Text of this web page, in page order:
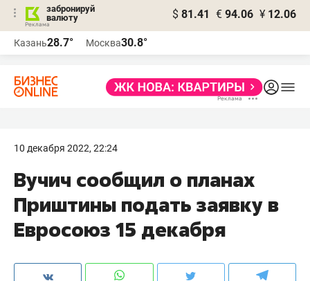
забронируй
валюту
$ 81.41 € 94.06 ¥ 12.06
Казань28.7° Москва30.8°
10 декабря 2022, 22:24
Вучич сообщил о планах
Приштины подать заявку в
Евросоюз 15 декабря